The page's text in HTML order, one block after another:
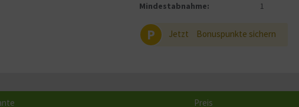
Mindestabnahme:
1
P Jetzt Bonuspunkte sichern
Preis